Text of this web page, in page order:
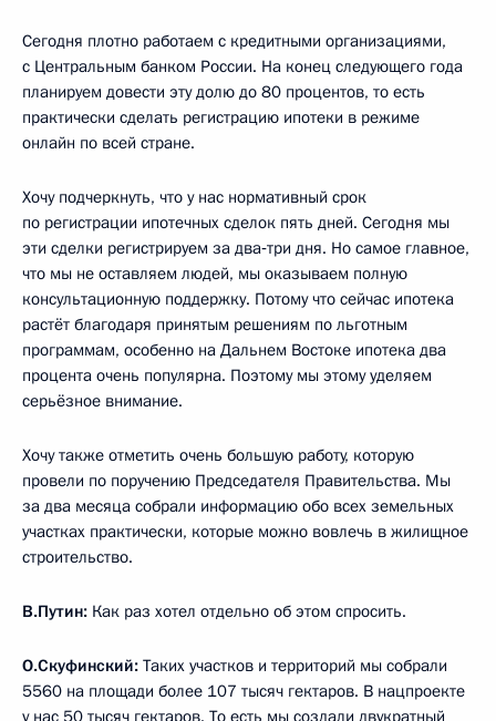
Сегодня плотно работаем с кредитными организациями,
с Центральным банком России. На конец следующего года
планируем довести эту долю до 80 процентов, то есть
практически сделать регистрацию ипотеки в режиме
онлайн по всей стране.
Хочу подчеркнуть, что у нас нормативный срок
по регистрации ипотечных сделок пять дней. Сегодня мы
эти сделки регистрируем за два‑три дня. Но самое главное,
что мы не оставляем людей, мы оказываем полную
консультационную поддержку. Потому что сейчас ипотека
растёт благодаря принятым решениям по льготным
программам, особенно на Дальнем Востоке ипотека два
процента очень популярна. Поэтому мы этому уделяем
серьёзное внимание.
Хочу также отметить очень большую работу, которую
провели по поручению Председателя Правительства. Мы
за два месяца собрали информацию обо всех земельных
участках практически, которые можно вовлечь в жилищное
строительство.
В.Путин: Как раз хотел отдельно об этом спросить.
О.Скуфинский: Таких участков и территорий мы собрали
5560 на площади более 107 тысяч гектаров. В нацпроекте